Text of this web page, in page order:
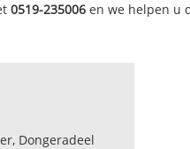
0519-235006 en we helpen u
Dongeradeel